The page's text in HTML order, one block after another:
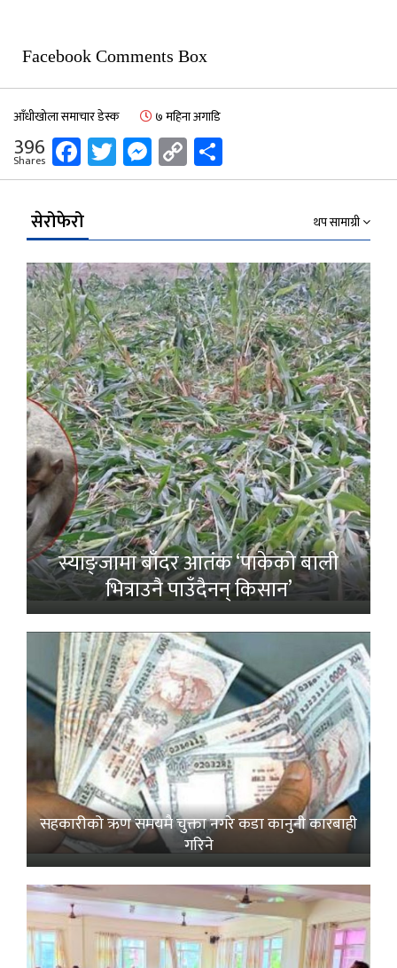
Facebook Comments Box
आँधीखोला समाचार डेस्क ७ महिना अगाडि
396
Shares Facebook
Twitter
Messenger
Copy
Link
सेरोफेरो थप सामाग्री
स्याङ्जामा बाँदर आतंक ‘पाकेको बाली
भित्राउनै पाउँदैनन् किसान’
सहकारीको ऋण समयमै चुक्ता नगरे कडा कानुनी कारबाही
गरिने